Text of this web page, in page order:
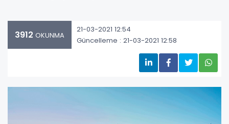
3912 OKUNMA
21-03-2021 12:54
Güncelleme : 21-03-2021 12:58